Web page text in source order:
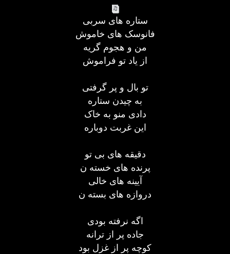
ستاره های سربی
فانوسک های خاموش
من و هجوم گریه
از یاد تو فراموش
تو بال و پر گرفتی
به چیدن ستاره
دادی منو به خاک
این غربت دوباره
دقیقه های بی تو
پرنده های خسته ن
آیینه های خالی
دروازه های بسته ن
اگه نرفته بودی
جاده پر از ترانه
کوچه پر از غزل بود